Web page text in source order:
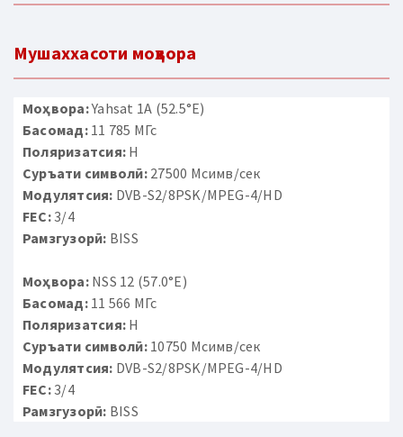
Мушаххасоти моҳвора
Моҳвора:Yahsat 1A (52.5°E)
Басомад:11 785 МГс
Поляризатсия: H
Суръати символӣ:27500 Мсимв/сек
Модулятсия: DVB-S2/8PSK/MPEG-4/HD
FEC:3/4
Рамзгузорӣ: BISS
Моҳвора:NSS 12 (57.0°E)
Басомад:11 566 МГс
Поляризатсия: H
Суръати символӣ:10750 Мсимв/сек
Модулятсия: DVB-S2/8PSK/MPEG-4/HD
FEC:3/4
Рамзгузорӣ: BISS